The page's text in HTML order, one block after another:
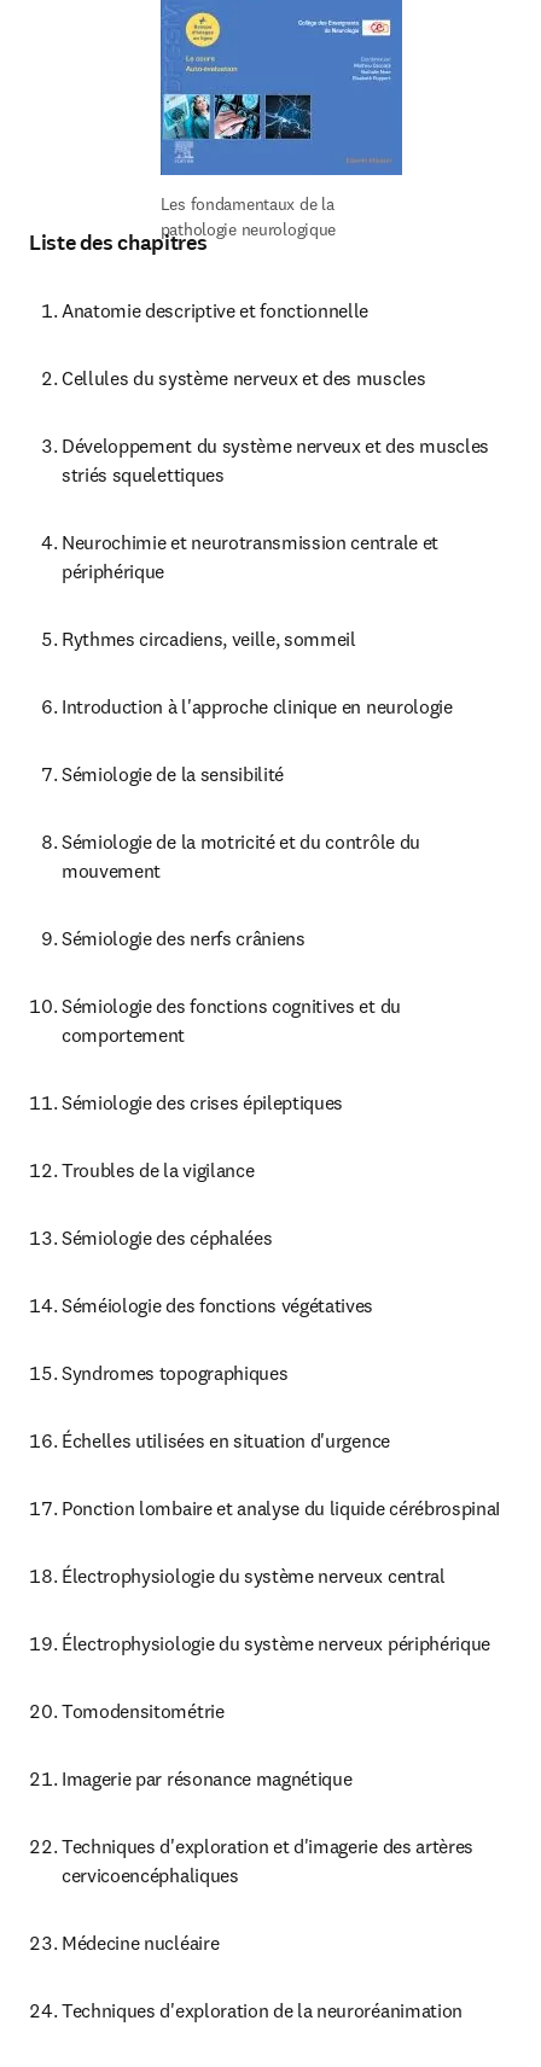
Les fondamentaux de la
pathologie neurologique
Liste des chapitres
Anatomie descriptive et fonctionnelle
Cellules du système nerveux et des muscles
Développement du système nerveux et des muscles
striés squelettiques
Neurochimie et neurotransmission centrale et
périphérique
Rythmes circadiens, veille, sommeil
Introduction à l'approche clinique en neurologie
Sémiologie de la sensibilité
Sémiologie de la motricité et du contrôle du
mouvement
Sémiologie des nerfs crâniens
Sémiologie des fonctions cognitives et du
comportement
Sémiologie des crises épileptiques
Troubles de la vigilance
Sémiologie des céphalées
Séméiologie des fonctions végétatives
Syndromes topographiques
Échelles utilisées en situation d'urgence
Ponction lombaire et analyse du liquide cérébrospinaI
Électrophysiologie du système nerveux central
Électrophysiologie du système nerveux périphérique
Tomodensitométrie
Imagerie par résonance magnétique
Techniques d'exploration et d'imagerie des artères
cervicoencéphaliques
Médecine nucléaire
Techniques d'exploration de la neuroréanimation